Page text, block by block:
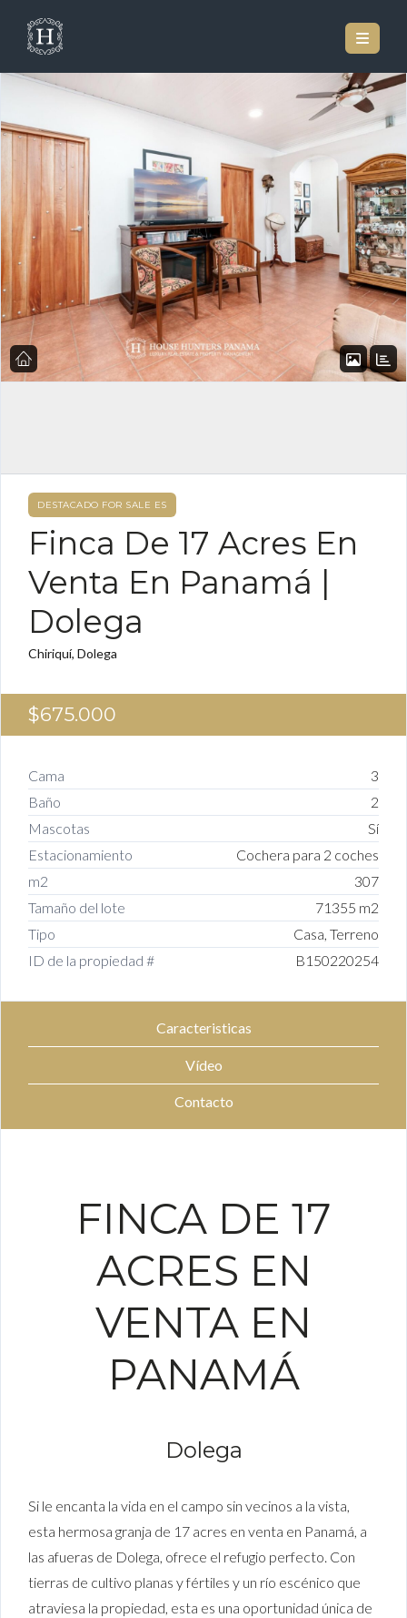
DESTACADO FOR SALE ES
Finca De 17 Acres En
Venta En Panamá |
Dolega
Chiriquí, Dolega
$675.000
Cama
3
Baño
2
Mascotas
Sí
Estacionamiento
Cochera para 2 coches
m2
307
Tamaño del lote
71355 m2
Tipo
Casa, Terreno
ID de la propiedad #
B150220254
Caracteristicas
Vídeo
Contacto
FINCA DE 17
ACRES EN
VENTA EN
PANAMÁ
Dolega
Si le encanta la vida en el campo sin vecinos a la vista,
esta hermosa granja de 17 acres en venta en Panamá, a
las afueras de Dolega, ofrece el refugio perfecto. Con
tierras de cultivo planas y fértiles y un río escénico que
atraviesa la propiedad, esta es una oportunidad única de